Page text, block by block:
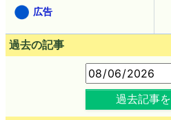
広告
過去の記事
過去記事